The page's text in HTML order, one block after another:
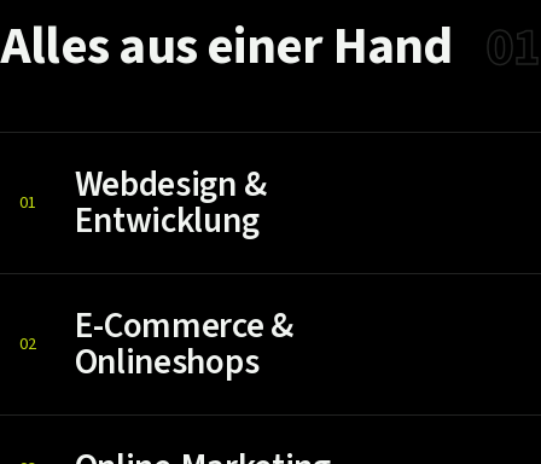
AllesauseinerHand 01
01 Webdesign &
Entwicklung
02 E-Commerce &
Onlineshops